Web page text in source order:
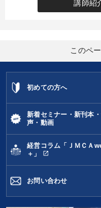
講師紹
このペ
初めての方へ
新着セミナー・新刊本
声・動画
経営コラム「ＪＭＣＡ
＋」
open_in_new
お問い合わせ